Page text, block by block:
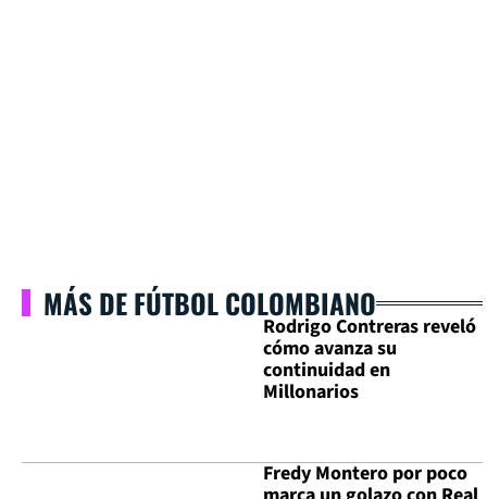
MÁS DE FÚTBOL COLOMBIANO
Rodrigo Contreras reveló
cómo avanza su
continuidad en
Millonarios
Fredy Montero por poco